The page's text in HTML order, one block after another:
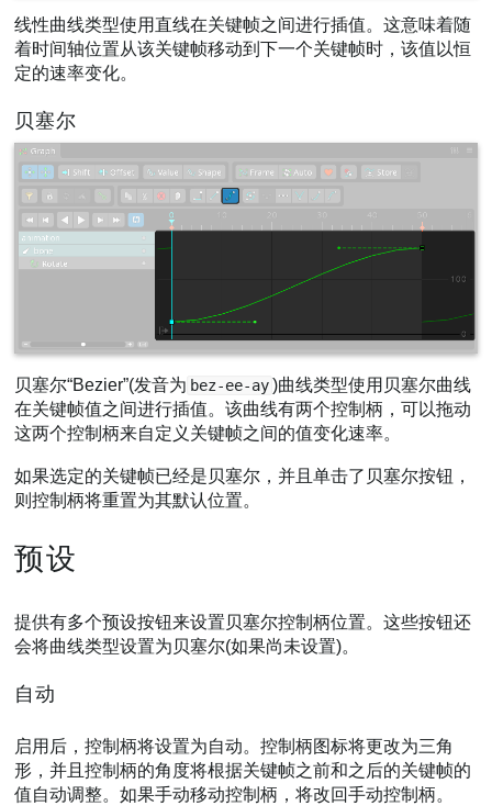
线性曲线类型使用直线在关键帧之间进行插值。这意味着随
着时间轴位置从该关键帧移动到下一个关键帧时，该值以恒
定的速率变化。
贝塞尔
贝塞尔“Bezier”(发音为 bez-ee-ay )曲线类型使用贝塞尔曲线
在关键帧值之间进行插值。该曲线有两个控制柄，可以拖动
这两个控制柄来自定义关键帧之间的值变化速率。
如果选定的关键帧已经是贝塞尔，并且单击了贝塞尔按钮，
则控制柄将重置为其默认位置。
预设
提供有多个预设按钮来设置贝塞尔控制柄位置。这些按钮还
会将曲线类型设置为贝塞尔(如果尚未设置)。
自动
启用后，控制柄将设置为自动。控制柄图标将更改为三角
形，并且控制柄的角度将根据关键帧之前和之后的关键帧的
值自动调整。如果手动移动控制柄，将改回手动控制柄。